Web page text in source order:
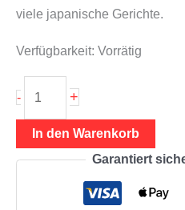
viele japanische Gerichte.
Verfügbarkeit: Vorrätig
-
Beutel
+
In den Warenkorb
Garantiert